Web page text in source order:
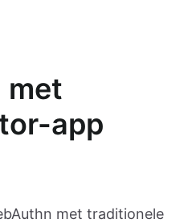
met
app
met traditionele